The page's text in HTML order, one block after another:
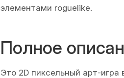
элементами roguelike.
Полное
Это 2D пиксельный арт-